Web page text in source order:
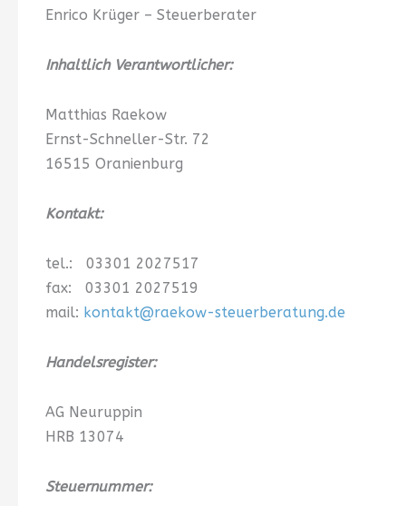
Enrico Krüger – Steuerberater
Inhaltlich Verantwortlicher:
Matthias Raekow
Ernst-Schneller-Str. 72
16515 Oranienburg
Kontakt:
tel.: 03301 2027517
fax: 03301 2027519
mail: kontakt@raekow-steuerberatung.de
Handelsregister:
AG Neuruppin
HRB 13074
Steuernummer: